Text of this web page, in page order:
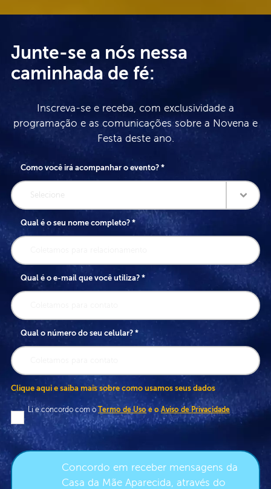
Junte-se a nós nessa
caminhada de fé:
Inscreva-se e receba, com exclusividade a
programação e as comunicações sobre a Novena e
Festa deste ano.
Como você irá acompanhar o evento? *
Selecione
Qual é o seu nome completo? *
Qual é o e-mail que você utiliza? *
Qual o número do seu celular? *
Clique aqui e saiba mais sobre como usamos seus dados
Li e concordo com o Termo de Uso e o Aviso de Privacidade
Concordo em receber mensagens da
Casa da Mãe Aparecida, através do